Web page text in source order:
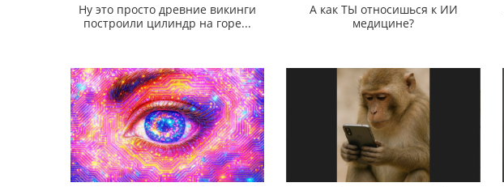
Ну это просто древние викинги
построили цилиндр на горе...
А как ТЫ относишься к ИИ
медицине?